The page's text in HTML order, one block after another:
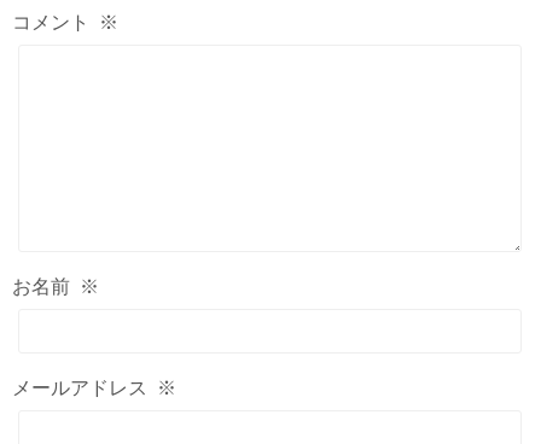
コメント ※
お名前 ※
メールアドレス ※